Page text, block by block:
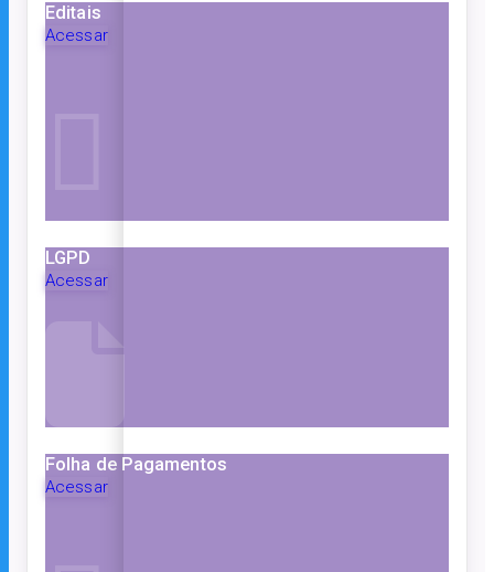
Editais
Acessar
LGPD
Acessar
Folha de Pagamentos
Acessar